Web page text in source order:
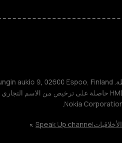
الأخلاقياتSpeak Up channel